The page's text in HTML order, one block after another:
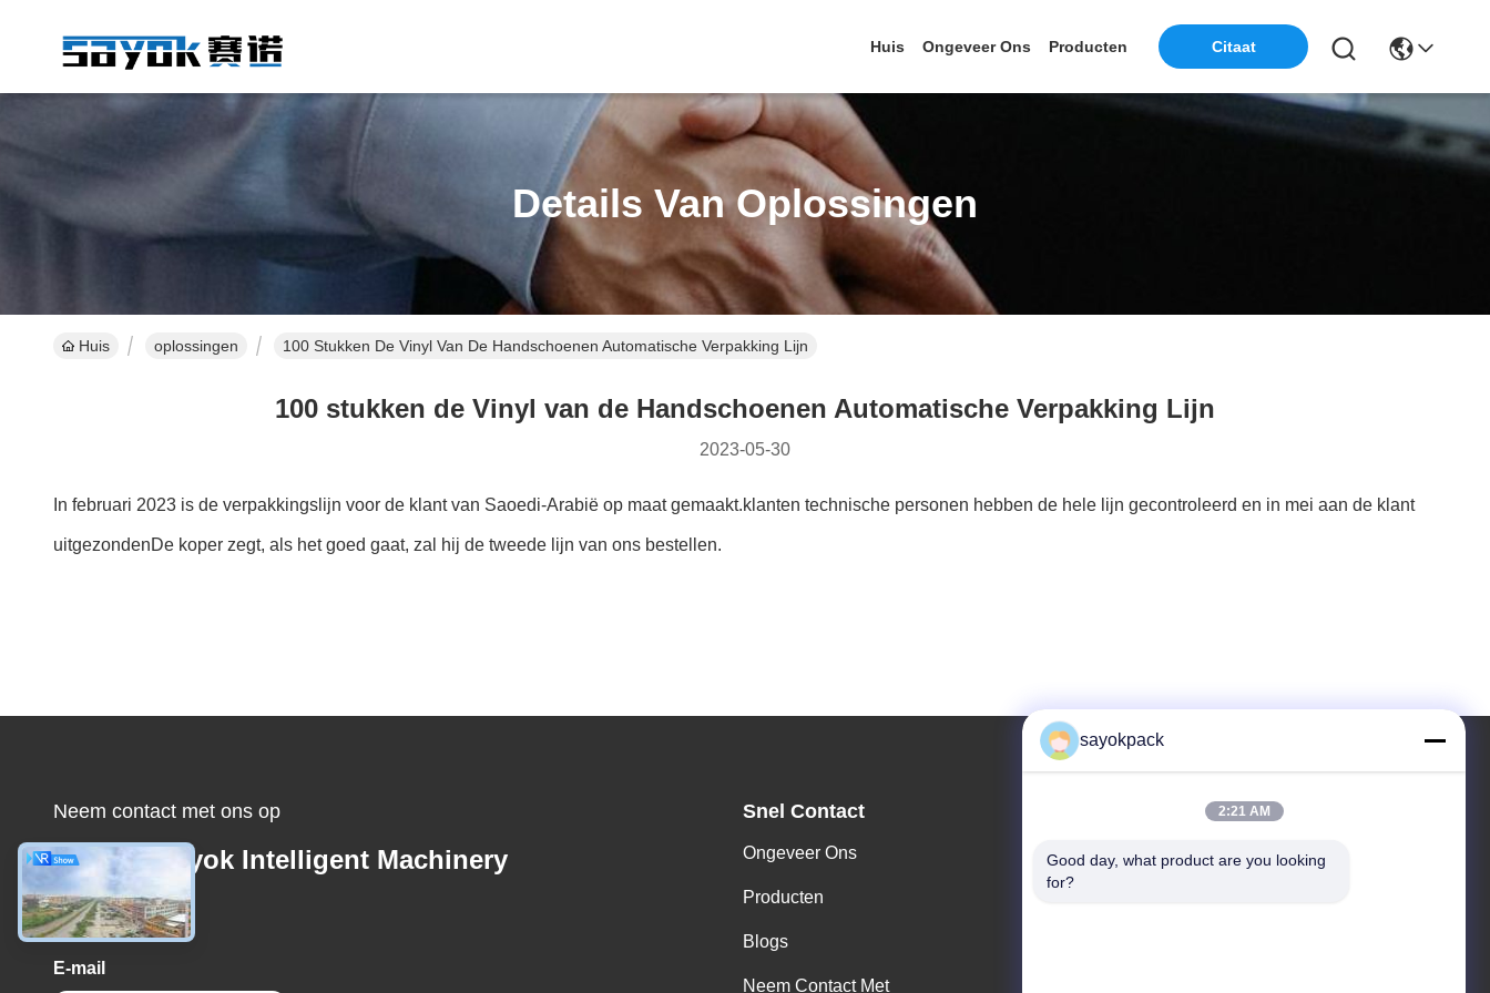
Huis Ongeveer Ons Producten Citaat
Details Van Oplossingen
Huis oplossingen 100 Stukken De Vinyl Van De Handschoenen Automatische Verpakking Lijn
100 stukken de Vinyl van de Handschoenen Automatische Verpakking Lijn
2023-05-30
In februari 2023 is de verpakkingslijn voor de klant van Saoedi-Arabië op maat gemaakt.klanten technische personen hebben de hele lijn gecontroleerd en in mei aan de klant
uitgezondenDe koper zegt, als het goed gaat, zal hij de tweede lijn van ons bestellen.
Neem contact met ons op
Foshan Sayok Intelligent Machinery
Co., Ltd.，
E-mail
Snel Contact
Ongeveer Ons
Producten
Blogs
Neem Contact Met
Adres
5e verdieping, blok 4 No.3 Xiangtai South Road
sayokpack
2:21 AM
Good day, what product are you looking
for?